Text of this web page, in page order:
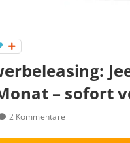
– sofort
2 Kommentare